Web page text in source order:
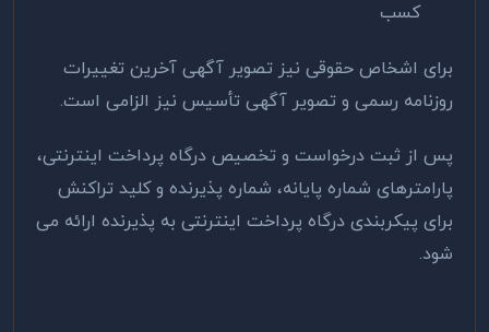
کسب
برای اشخاص حقوقی نیز تصویر آگهی آخرین تغییرات
روزنامه رسمی و تصویر آگهی تأسیس نیز الزامی است.
پس از ثبت درخواست و تخصیص درگاه پرداخت اینترنتی،
پارامترهای شماره پایانه، شماره پذیرنده و کلید تراکنش
برای پیکربندی درگاه پرداخت اینترنتی به پذیرنده ارائه می
شود.